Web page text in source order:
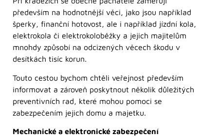
především na hodnotnější věci, jako jsou například
šperky, finanční hotovost, ale i například jízdní kola,
elektrokola či elektrokoloběžky a jejich majitelům
mnohdy způsobí na odcizených věcech škodu v
desítkách tisíc korun.
Touto cestou bychom chtěli veřejnost především
informovat a zároveň poskytnout několik důležitých
preventivních rad, které mohou pomoci se
zabezpečením jejich domu a majetku.
Mechanické a elektronické zabezpečení